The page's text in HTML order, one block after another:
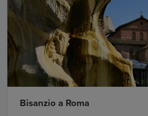
Bisanzio a Roma